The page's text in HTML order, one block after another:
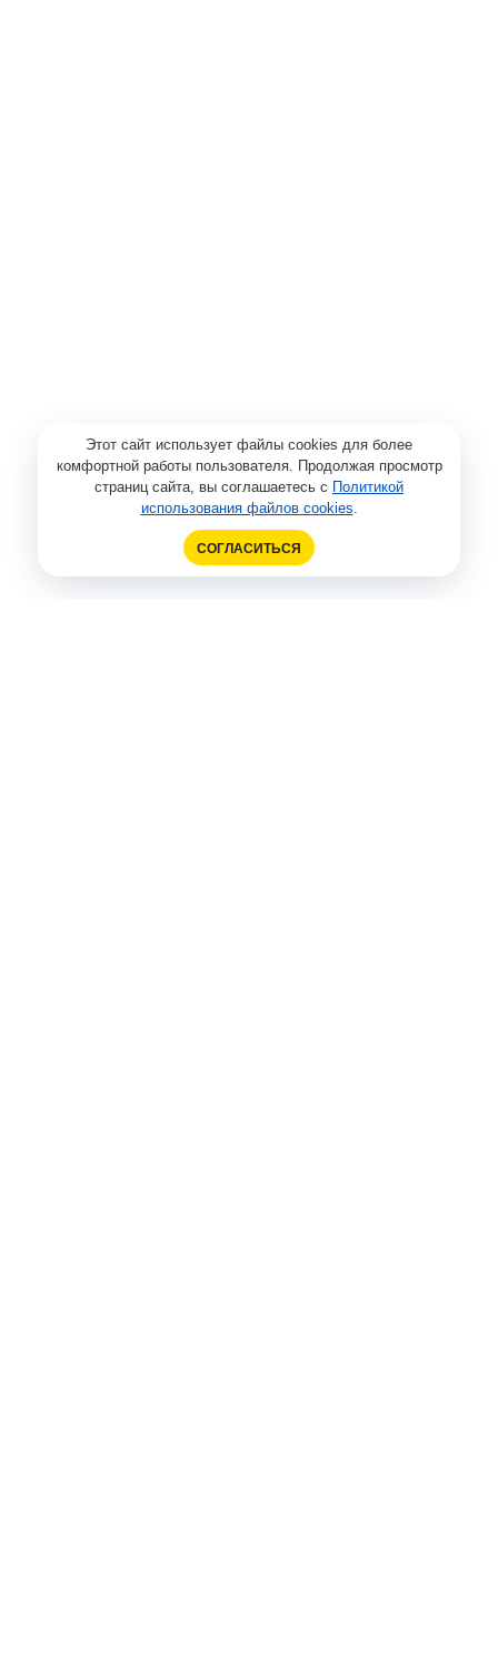
Этот сайт использует файлы cookies для более
комфортной работы пользователя. Продолжая просмотр
страниц сайта, вы соглашаетесь с Политикой
использования файлов cookies.
СОГЛАСИТЬСЯ